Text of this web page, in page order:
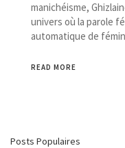
manichéisme,
univers où la parole
automatique de
READ MORE
Posts Populaires